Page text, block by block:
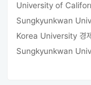
Sungkyunkwan
Korea University 경
Sungkyunkwan